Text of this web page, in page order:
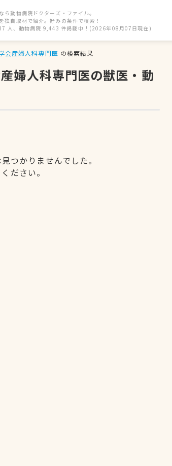
ら動物病院ドクターズ・ファイル。
独自取材で紹介。好みの条件で検索！
人、動物病院 9,443 件掲載中！(2026年08月07日現在)
会産婦人科専門医 の検索結果
婦人科専門医の獣医・動
つかりませんでした。
ださい。